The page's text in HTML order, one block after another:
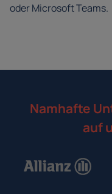
oder Microsoft Teams.
Namhafte
auf